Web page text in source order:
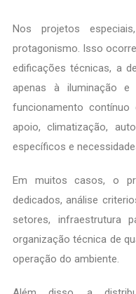
Nos projetos
protagonismo. Isso
edificações técnicas, a
apenas à iluminação
funcionamento contínuo
apoio, climatização,
específicos e
Em muitos casos, o
dedicados, análise
setores, infraestrutura
organização técnica de
operação do ambiente.